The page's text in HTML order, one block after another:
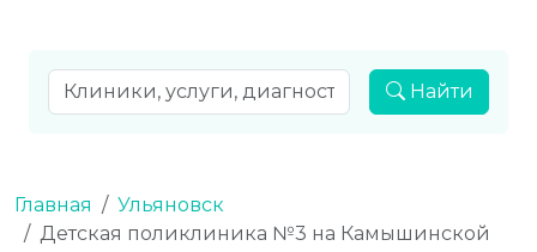
Найти
Главная
Ульяновск
Детская поликлиника №3 на Камышинской